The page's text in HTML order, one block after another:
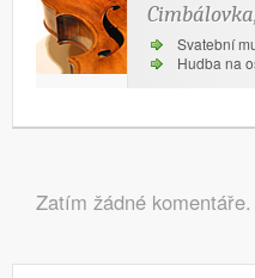
Svatební
Hudba na
Komentáře
Zatím žádné komentáře.